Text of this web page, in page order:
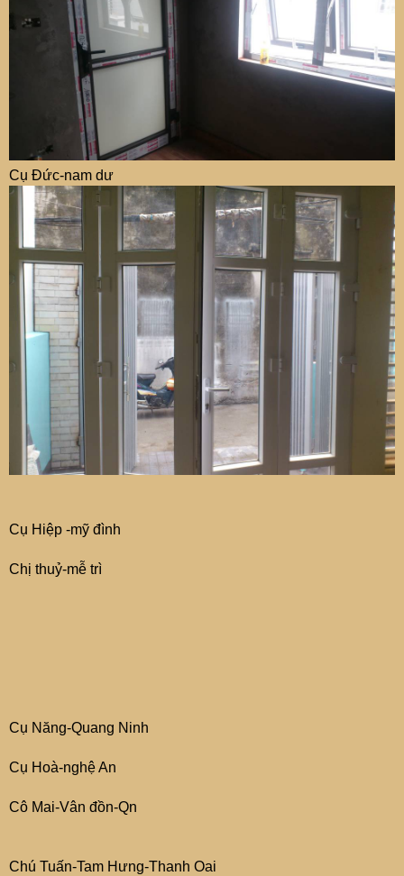
Cụ Đức-nam dư
Cụ Hiệp -mỹ đình
Chị thuỷ-mễ trì
Cụ Năng-Quang Ninh
Cụ Hoà-nghệ An
Cô Mai-Vân đồn-Qn
Chú Tuấn-Tam Hưng-Thanh Oai